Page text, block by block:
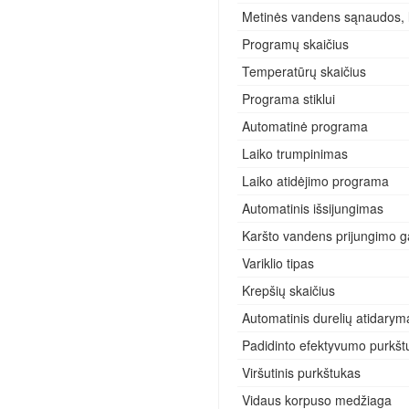
Metinės vandens sąnaudos,
Programų skaičius
Temperatūrų skaičius
Programa stiklui
Automatinė programa
Laiko trumpinimas
Laiko atidėjimo programa
Automatinis išsijungimas
Karšto vandens prijungimo
Variklio tipas
Krepšių skaičius
Automatinis durelių
Padidinto efektyvumo
Viršutinis purkštukas
Vidaus korpuso medžiaga